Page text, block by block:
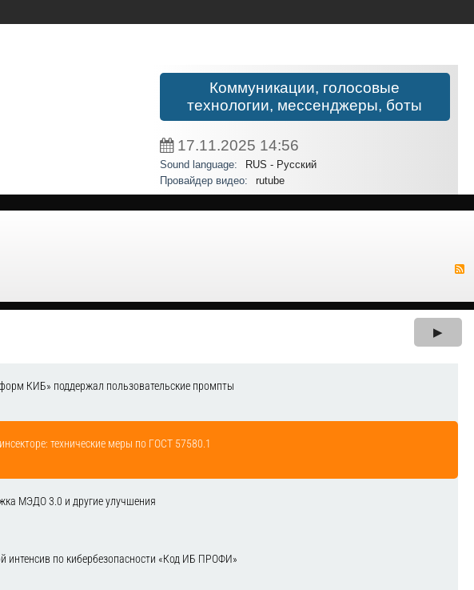
Коммуникации, голосовые
технологии, мессенджеры, боты
17.11.2025 14:56
Sound language:
RUS - Русский
Провайдер видео:
rutube
▶
КИБ» поддержал пользовательские промпты
технические меры по ГОСТ 57580.1
МЭДО 3.0 и другие улучшения
интенсив по кибербезопасности «Код ИБ ПРОФИ»